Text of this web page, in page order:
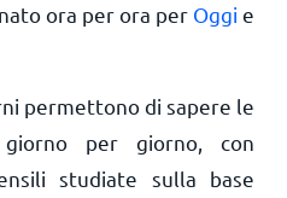
ora per ora per Oggi e
permettono di sapere le
giorno per giorno, con
studiate sulla base